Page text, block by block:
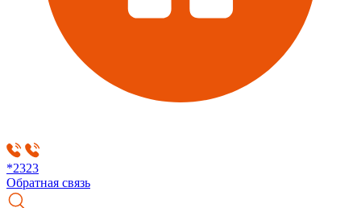
*2323
Обратная связь